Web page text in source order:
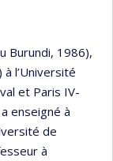
Burundi, 1986),
l’Université
et Paris IV-
enseigné à
de
à